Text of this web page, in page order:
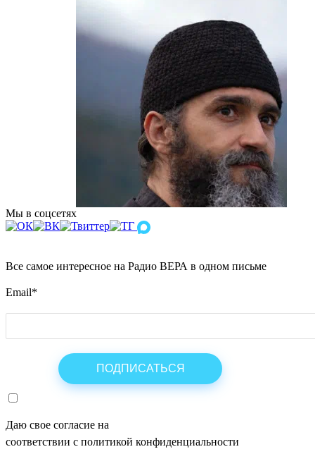
Мы в соцсетях
Все самое интересное на Радио ВЕРА в одном письме
Email*
Даю свое согласие на
соответствии с политикой конфиденциальности